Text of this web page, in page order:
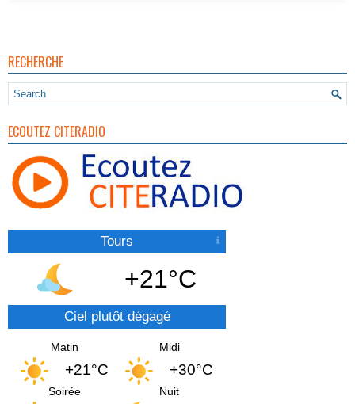
RECHERCHE
ECOUTEZ CITERADIO
Tours
+21°C
Ciel plutôt dégagé
Matin
+21°C
Midi
+30°C
Soirée Nuit